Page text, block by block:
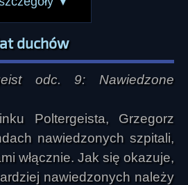
duchów
odc. 9: Nawiedzone
Poltergeista, Grzegorz
nawiedzonych szpitali,
włącznie. Jak się okazuje,
nawiedzonych należy